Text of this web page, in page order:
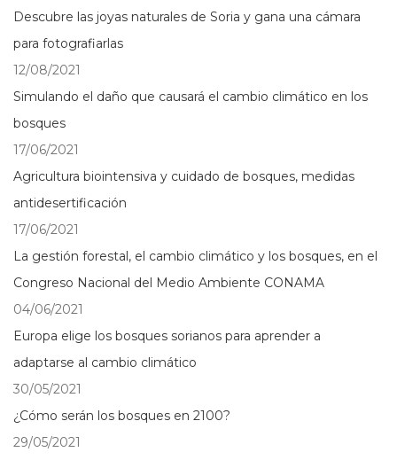
Descubre las joyas naturales de Soria y gana una cámara
para fotografiarlas
12/08/2021
Simulando el daño que causará el cambio climático en los
bosques
17/06/2021
Agricultura biointensiva y cuidado de bosques, medidas
antidesertificación
17/06/2021
La gestión forestal, el cambio climático y los bosques, en el
Congreso Nacional del Medio Ambiente CONAMA
04/06/2021
Europa elige los bosques sorianos para aprender a
adaptarse al cambio climático
30/05/2021
¿Cómo serán los bosques en 2100?
29/05/2021